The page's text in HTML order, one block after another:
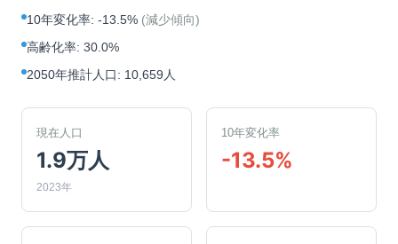
10年変化率: -13.5% (減少傾向)
高齢化率: 30.0%
2050年推計人口: 10,659人
現在人口
1.9万人
2023年
10年変化率
-13.5%